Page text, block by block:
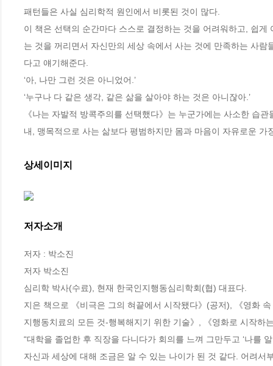
패턴들은 사실 심리학적 원인에서 비롯된 것이 많다.
이 책은 선택의 순간마다 스스로 결정하는 것을 어려워하고, 쉽
는 것을 꺼리면서 자신만의 세상 속에서 사는 것에 만족하는 사
다고 얘기해준다.
‘아, 나만 그런 것은 아니었어.’
‘누구나 다 같은 생각, 같은 삶을 살아야 하는 것은 아니잖아.’
《나는 자발적 방콕주의를 선택했다》는 누군가에는 사소한 습
내, 맹목적으로 사는 삶보다 평범하지만 몸과 마음이 자유로운
상세이미지
저자소개
저자 : 박소진
저자 박소진
심리학 박사(수료), 현재 한국인지행동심리학회(협) 대표다.
지은 책으로 《비극은 그의 혀끝에서 시작됐다》(공저), 《영화
지행동치료의 모든 것-행복해지기 위한 기술》, 《영화로 시작하
“대학을 졸업한 후 직장을 다니다가 회의를 느껴 그만두고 ‘나를
자신과 세상에 대해 조금은 알 수 있는 나이가 된 것 같다. 어려